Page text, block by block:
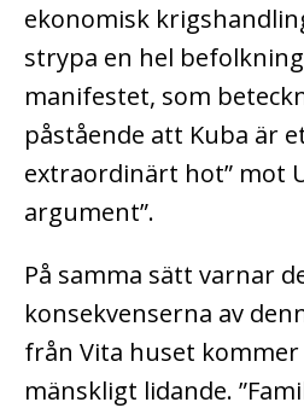
ekonomisk
strypa en hel
manifestet, som
påstående att Kuba är
extraordinärt hot” mot
argument”.
På samma sätt varnar
konsekvenserna av
från Vita huset
mänskligt lidande.